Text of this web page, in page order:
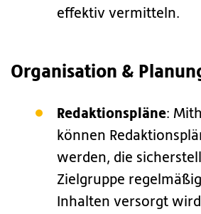
effektiv vermitteln.
Organisation &
Redaktionspläne:
können
werden, die
Zielgruppe
Inhalten versorgt